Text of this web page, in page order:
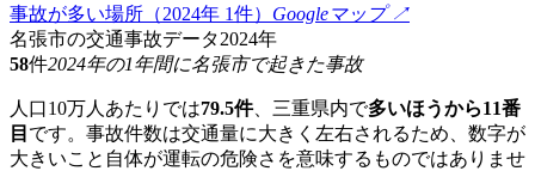
事故が多い場所（2024年 1件） Googleマップ ↗
名張市の交通事故データ2024年
58件2024年の1年間に名張市で起きた事故
人口10万人あたりでは79.5件、三重県内で多いほうから11番
目 です。事故件数は交通量に大きく左右されるため、数字が
大きいこと自体が運転の危険さを意味するものではありませ